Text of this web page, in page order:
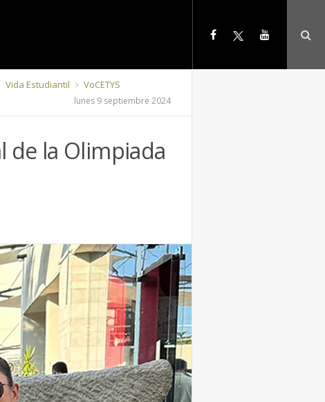
Vida Estudiantil VoCETYS
lunes 9 septiembre 2024
de la Olimpiada